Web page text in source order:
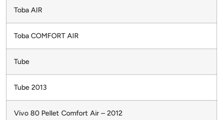
Toba AIR
Toba COMFORT AIR
Tube
Tube 2013
Vivo 80 Pellet Comfort Air – 2012